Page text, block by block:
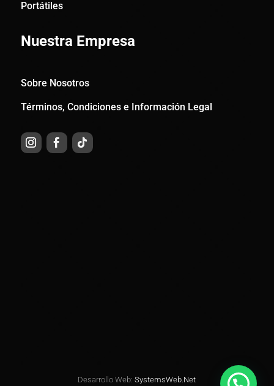
Portátiles
Nuestra Empresa
Sobre Nosotros
Términos, Condiciones e Información Legal
Desarrollo Web: SystemsWeb.Net